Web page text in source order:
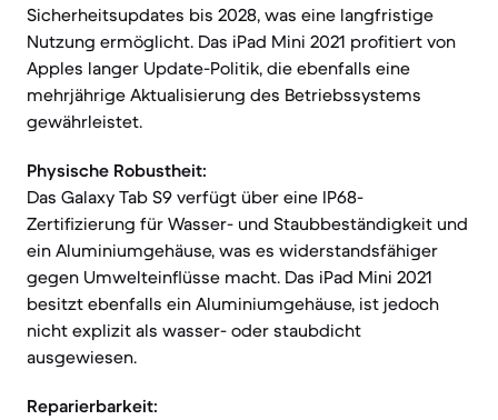
Sicherheitsupdates bis 2028, was eine langfristige
Nutzung ermöglicht. Das iPad Mini 2021 profitiert von
Apples langer Update-Politik, die ebenfalls eine
mehrjährige Aktualisierung des Betriebssystems
gewährleistet.
Physische Robustheit:
Das Galaxy Tab S9 verfügt über eine IP68-
Zertifizierung für Wasser- und Staubbeständigkeit und
ein Aluminiumgehäuse, was es widerstandsfähiger
gegen Umwelteinflüsse macht. Das iPad Mini 2021
besitzt ebenfalls ein Aluminiumgehäuse, ist jedoch
nicht explizit als wasser- oder staubdicht
ausgewiesen.
Reparierbarkeit: